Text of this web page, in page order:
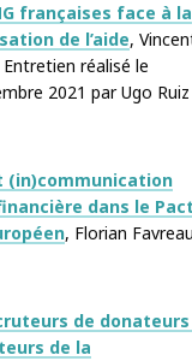
françaises face à la
de l’aide,
Entretien réalisé le
2021 par Ugo Ruiz
(in)communication
dans le
, Florian Favreau
de donateurs
de la